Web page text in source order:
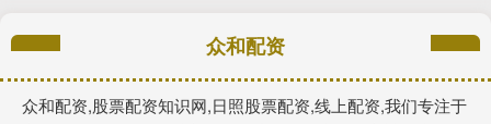
众和配资
众和配资,股票配资知识网,日照股票配资,线上配资,我们专注于